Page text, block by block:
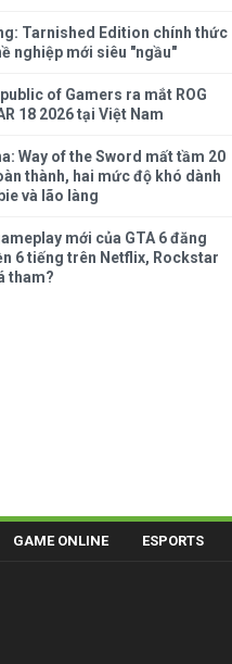
Tarnished Edition chính thức
nghiệp mới siêu "ngầu"
of Gamers ra mắt ROG
18 2026 tại Việt Nam
Way of the Sword mất tầm 20
thành, hai mức độ khó dành
và lão làng
mới của GTA 6 đăng
6 tiếng trên Netflix, Rockstar
tham?
GAME ONLINE ESPORTS